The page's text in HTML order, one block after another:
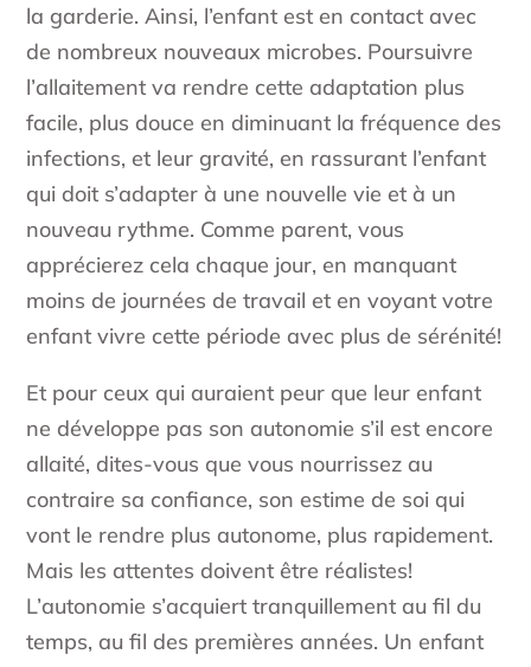
la garderie. Ainsi, l’enfant est en contact avec
de nombreux nouveaux microbes. Poursuivre
l’allaitement va rendre cette adaptation plus
facile, plus douce en diminuant la fréquence des
infections, et leur gravité, en rassurant l’enfant
qui doit s’adapter à une nouvelle vie et à un
nouveau rythme. Comme parent, vous
apprécierez cela chaque jour, en manquant
moins de journées de travail et en voyant votre
enfant vivre cette période avec plus de sérénité!
Et pour ceux qui auraient peur que leur enfant
ne développe pas son autonomie s’il est encore
allaité, dites-vous que vous nourrissez au
contraire sa confiance, son estime de soi qui
vont le rendre plus autonome, plus rapidement.
Mais les attentes doivent être réalistes!
L’autonomie s’acquiert tranquillement au fil du
temps, au fil des premières années. Un enfant